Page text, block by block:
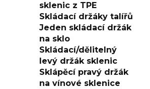
sklenic z TPE
Skládací držáky talířů
Jeden skládací držák
na sklo
Skládací/dělitelný
levý držák sklenic
Sklápěcí pravý držák
na vínové sklenice